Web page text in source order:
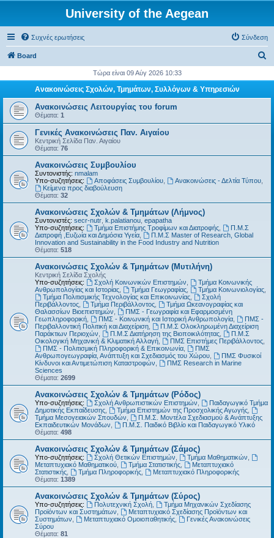
University of the Aegean
Συχνές ερωτήσεις Σύνδεση
Board
ζ
σ
Τώρα είναι 09 Αύγ 2026 10:33
Ανακοινώσεις Σχολών, Τμημάτων, Συλλόγων & Υπηρεσιών
Ανακοινώσεις Λειτουργίας του forum
Θέματα: 1
Γενικές Ανακοινώσεις Παν. Αιγαίου
Κεντρική Σελίδα Παν. Αιγαίου
Θέματα: 76
Ανακοινώσεις Συμβουλίου
Συντονιστής: nmalam
Υπο-συζητήσεις:
Αποφάσεις Συμβουλίου, Ανακοινώσεις - Δελτία Τύπου,
Kείμενα προς διαβούλευση
Θέματα: 32
Ανακοινώσεις Σχολών & Τμημάτων (Λήμνος)
Συντονιστές: secr-nutr k.palatianou epapatha
Υπο-συζητήσεις:
Τμήμα Επιστήμης Τροφίμων και Διατροφής,
Π.Μ.Σ
Διατροφή ,Ευζωία και Δημόσια Υγεία
Π.Μ.Σ Master of Research, Global
Innovation and Sustainability in the Food Industry and Nutrition
Θέματα: 518
Ανακοινώσεις Σχολών & Τμημάτων (Μυτιλήνη)
Κεντρική Σελίδα Σχολής
Υπο-συζητήσεις:
Σχολή Κοινωνικών Επιστημών
Τμήμα Κοινωνικής
Ανθρωπολογίας και Ιστορίας
Τμήμα Γεωγραφίας, Τμήμα Κοινωνιολογίας,
Τμήμα Πολιτισμικής Τεχνολογίας και Επικοινωνίας,
Σχολή
Περιβάλλοντος
Τμήμα Περιβάλλοντος,
Τμήμα Ωκεανογραφίας και
Θαλασσίων Βιοεπιστημών
ΠΜΣ - Γεωγραφία και Εφαρμοσμένη
Γεωπληροφορική
ΠΜΣ - Κοινωνική και Ιστορική Ανθρωπολογία,
ΠΜΣ -
Περιβαλλοντική Πολιτική και Διαχείριση
Π.Μ.Σ Ολοκληρωμένη Διαχείριση
Παράκτιων Περιοχών
Π.Μ.Σ Διατήρηση της Βιοποικιλότητας,
Π.Μ.Σ
Οικολογική Μηχανική & Κλιματική Αλλαγή
ΠΜΣ Επιστήμες Περιβάλλοντος,
ΠΜΣ - Πολιτισμική Πληροφορική & Επικοινωνία,
ΠΜΣ
Ανθρωπογεωγραφία, Ανάπτυξη και Σχεδιασμός του Χώρου
ΠΜΣ Φυσικοί
Κίνδυνοι και Αντιμετώπιση Καταστροφών
ΠΜΣ Research in Marine
Sciences
Θέματα: 2699
Ανακοινώσεις Σχολών & Τμημάτων (Ρόδος)
Υπο-συζητήσεις: Σχολή Ανθρωπιστικών Επιστημών
Παιδαγωγικό Τμήμα
Δημοτικής Εκπαίδευσης
Τμήμα Επιστημών της Προσχολικής Αγωγής,
Τμήμα Μεσογειακών Σπουδών
Π.Μ.Σ. Μοντέλα Σχεδιασμού & Ανάπτυξης
Εκπαιδευτικών Μονάδων
Π.Μ.Σ. Παιδικό Βιβλίο και Παιδαγωγικό Υλικό
Θέματα: 498
Ανακοινώσεις Σχολών & Τμημάτων (Σάμος)
Υπο-συζητήσεις: Σχολή Θετικών Επιστημών Τμήμα Μαθηματικών
Μεταπτυχιακό Μαθηματικού
Τμήμα Στατιστικής,
Μεταπτυχιακό
Στατιστικής
Τμήμα Πληροφορικής,
Μεταπτυχιακό Πληροφορικής
Θέματα: 1389
Ανακοινώσεις Σχολών & Τμημάτων (Σύρος)
Υπο-συζητήσεις: Πολυτεχνική Σχολή,
Τμήμα Μηχανικών Σχεδίασης
Προϊόντων και Συστημάτων
Μεταπτυχιακό Σχεδίασης Προϊόντων και
Συστημάτων
Μεταπτυχιακό Ομοιοπαθητικής,
Γενικές Ανακοινώσεις
Σύρου
Θέματα: 81